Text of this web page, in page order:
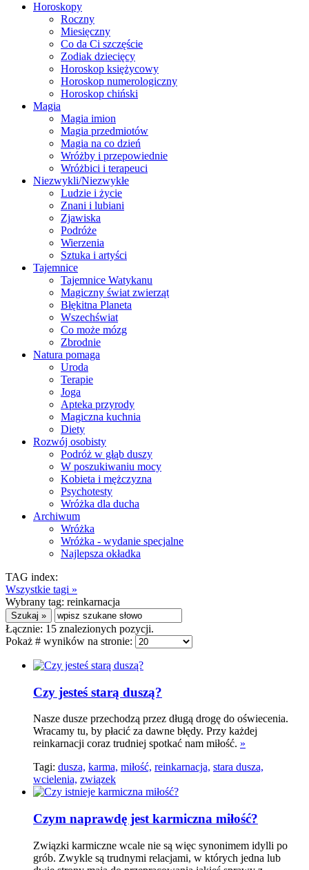
Horoskopy
Roczny
Miesięczny
Co da Ci szczęście
Zodiak dziecięcy
Horoskop księżycowy
Horoskop numerologiczny
Horoskop chiński
Magia
Magia imion
Magia przedmiotów
Magia na co dzień
Wróżby i przepowiednie
Wróżbici i terapeuci
Niezwykli/Niezwykłe
Ludzie i życie
Znani i lubiani
Zjawiska
Podróże
Wierzenia
Sztuka i artyści
Tajemnice
Tajemnice Watykanu
Magiczny świat zwierząt
Błękitna Planeta
Wszechświat
Co może mózg
Zbrodnie
Natura pomaga
Uroda
Terapie
Joga
Apteka przyrody
Magiczna kuchnia
Diety
Rozwój osobisty
Podróż w głąb duszy
W poszukiwaniu mocy
Kobieta i mężczyzna
Psychotesty
Wróżka dla ducha
Archiwum
Wróżka
Wróżka - wydanie specjalne
Najlepsza okładka
TAG index:
Wszystkie tagi »
Wybrany tag: reinkarnacja
Łącznie: 15 znalezionych pozycji.
Pokaż # wyników na stronie:
Czy jesteś starą duszą?
Nasze dusze przechodzą przez długą drogę do oświecenia.
Wracamy tu, by płacić za dawne błędy. Przy każdej
reinkarnacji coraz trudniej spotkać nam miłość. »
Tagi: dusza, karma, miłość, reinkarnacja, stara dusza,
wcielenia, związek
Czym naprawdę jest karmiczna miłość?
Związki karmiczne wcale nie są więc synonimem idylli po
grób. Zwykle są trudnymi relacjami, w których jedna lub